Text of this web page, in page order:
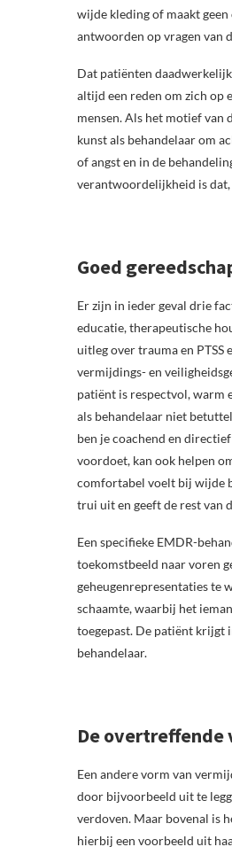
wijde kleding of maakt
antwoorden op vragen van
Dat patiënten
altijd een reden om zich op
mensen. Als het motief van
kunst als behandelaar om
of angst en in de
verantwoordelijkheid is dat,
Goed
Er zijn in ieder geval drie
educatie, therapeutische
uitleg over trauma en
vermijdings- en
patiënt is respectvol, warm
als behandelaar niet
ben je coachend en
voordoet, kan ook helpen
comfortabel voelt bij wijde
trui uit en geeft de rest van
Een specifieke EMDR-
toekomstbeeld naar voren
geheugenrepresentaties te
schaamte, waarbij het
toegepast. De patiënt krijgt
behandelaar.
De
Een andere vorm van
door bijvoorbeeld uit te
verdoven. Maar bovenal is
hierbij een voorbeeld uit